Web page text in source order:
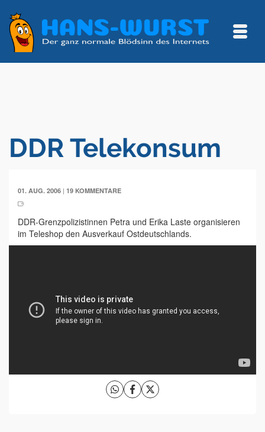
DDR Telekonsum
01. AUG. 2006 | 19 KOMMENTARE
DDR-Grenzpolizistinnen Petra und Erika Laste organisieren
im Teleshop den Ausverkauf Ostdeutschlands.